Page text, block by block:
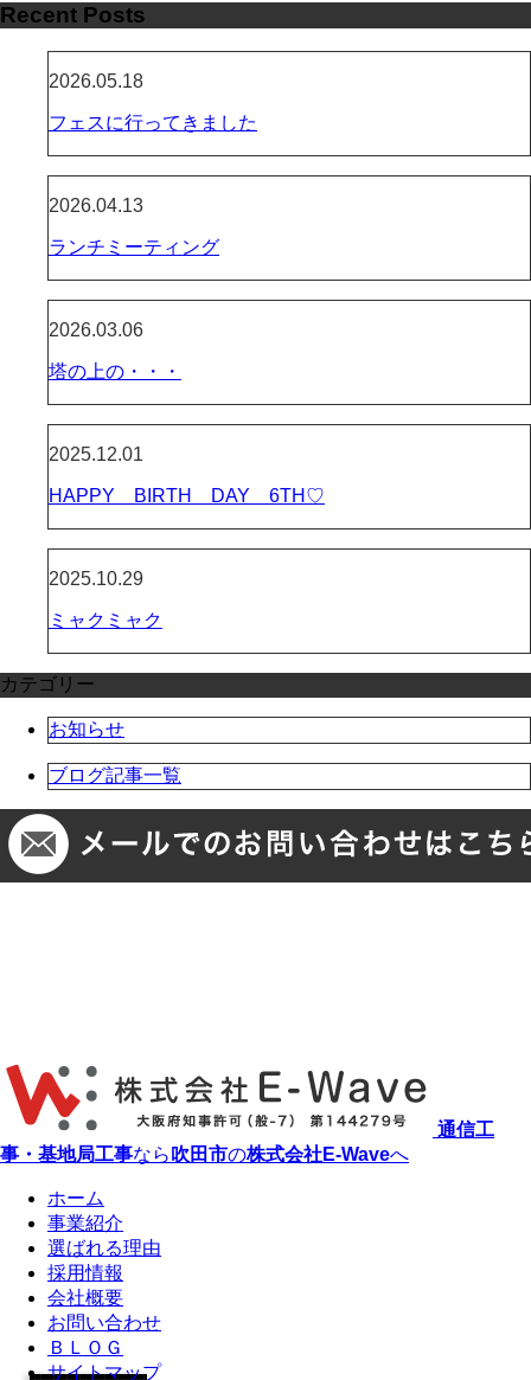
Recent Posts
2026.05.18
フェスに行ってきました
2026.04.13
ランチミーティング
2026.03.06
塔の上の・・・
2025.12.01
HAPPY BIRTH DAY 6TH♡
2025.10.29
ミャクミャク
カテゴリー
お知らせ
ブログ記事一覧
通信工
事・基地局工事なら 吹田市の株式会社E-Waveへ
ホーム
事業紹介
選ばれる理由
採用情報
会社概要
お問い合わせ
ＢＬＯＧ
サイトマップ